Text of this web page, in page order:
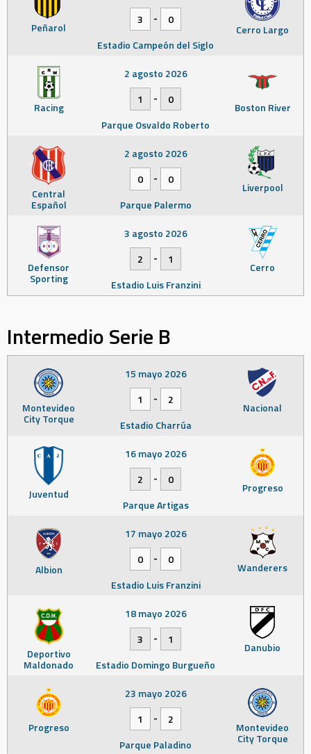
Peñarol Cerro Largo
3
-
0
Estadio Campeón del Siglo
Racing Boston River
2 agosto 2026
1
-
0
Parque Osvaldo Roberto
Central
Español
Liverpool
2 agosto 2026
0
-
0
Parque Palermo
Defensor
Sporting
Cerro
3 agosto 2026
2
-
1
Estadio Luis Franzini
Intermedio Serie B
Montevideo
City Torque
Nacional
15 mayo 2026
1
-
2
Estadio Charrúa
Juventud Progreso
16 mayo 2026
2
-
0
Parque Artigas
Albion Wanderers
17 mayo 2026
0
-
0
Estadio Luis Franzini
Deportivo
Maldonado
Danubio
18 mayo 2026
3
-
1
Estadio Domingo Burgueño
Progreso Montevideo
City Torque
23 mayo 2026
1
-
2
Parque Paladino